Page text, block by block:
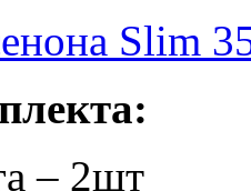
Slim
– 2шт